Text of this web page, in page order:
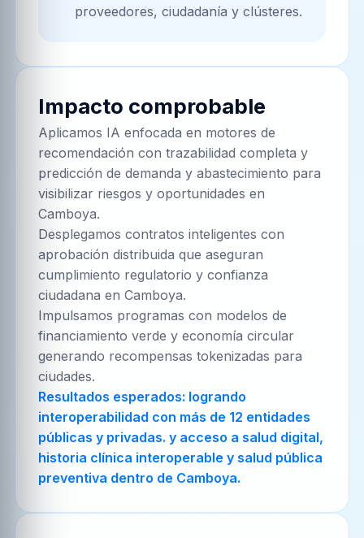
proveedores, ciudadanía y clústeres.
Impacto comprobable
Aplicamos IA enfocada en motores de
recomendación con trazabilidad completa y
predicción de demanda y abastecimiento para
visibilizar riesgos y oportunidades en
Camboya.
Desplegamos contratos inteligentes con
aprobación distribuida que aseguran
cumplimiento regulatorio y confianza
ciudadana en Camboya.
Impulsamos programas con modelos de
financiamiento verde y economía circular
generando recompensas tokenizadas para
ciudades.
Resultados esperados: logrando
interoperabilidad con más de 12 entidades
públicas y privadas. y acceso a salud digital,
historia clínica interoperable y salud pública
preventiva dentro de Camboya.